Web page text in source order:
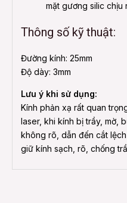
mặt gương silic chịu
Thông số kỹ thuật:
Đường kính: 25mm
Độ dày: 3mm
Lưu ý khi sử dụng:
Kính phản xạ rất quan
laser, khi kính bị trầy, mờ,
không rõ, dẫn đến cắt
giữ kính sạch, rõ, chống